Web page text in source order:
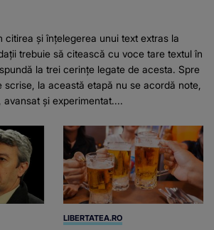
citirea și înțelegerea unui text extras la
trebuie să citească cu voce tare textul în
la trei cerințe legate de acesta. Spre
scrise, la această etapă nu se acordă note,
și experimentat....
LIBERTATEA.RO